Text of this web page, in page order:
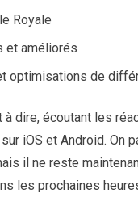
Royale
et améliorés
optimisations de
dire, écoutant les
iOS et Android. On
il ne reste
les prochaines